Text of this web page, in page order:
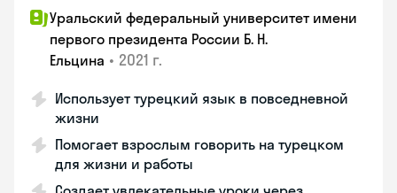
Уральский федеральный университет имени
первого президента России Б. Н.
Ельцина • 2021 г.
Использует турецкий язык в повседневной
жизни
Помогает взрослым говорить на турецком
для жизни и работы